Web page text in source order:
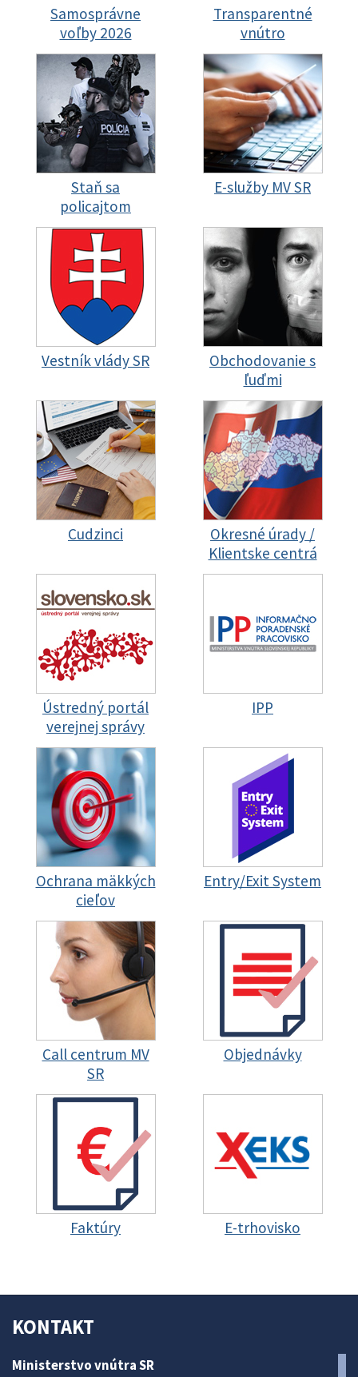
Samosprávne
voľby 2026
Transparentné
vnútro
Staň sa
policajtom
E-služby MV SR
Vestník vlády SR
Obchodovanie s
ľuďmi
Cudzinci
Okresné úrady /
Klientske centrá
Ústredný portál
verejnej správy
IPP
Ochrana mäkkých
cieľov
Entry/Exit System
Call centrum MV
SR
Objednávky
Faktúry E-trhovisko
KONTAKT
Ministerstvo vnútra SR